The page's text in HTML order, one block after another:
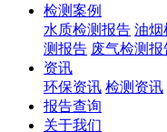
检测案例
水质检测报告 油烟
测报告 废气检测报
资讯
环保资讯 检测资讯
报告查询
关于我们